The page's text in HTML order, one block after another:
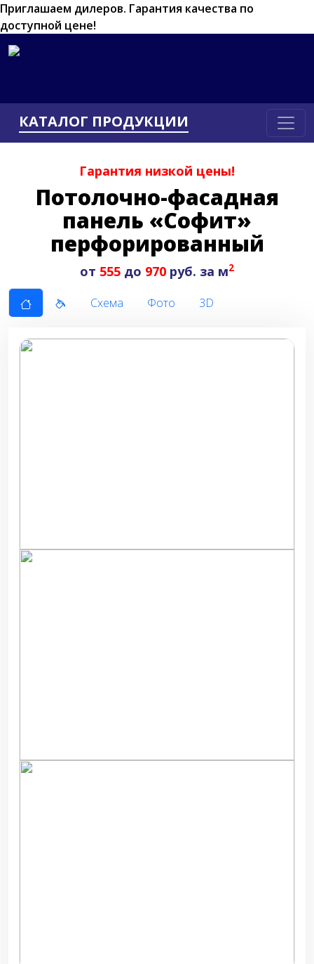
Приглашаем дилеров. Гарантия качества по
доступной цене!
КАТАЛОГ ПРОДУКЦИИ
Гарантия низкой цены!
Потолочно-фасадная
панель «Софит»
перфорированный
от 555 до 970 руб. за м2
Схема Фото 3D